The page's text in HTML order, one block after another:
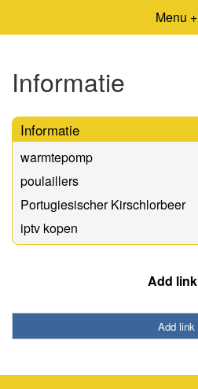
Menu +
Informatie
Informatie
warmtepomp
poulaillers
Portugiesischer Kirschlorbeer
iptv kopen
Add link
Add link